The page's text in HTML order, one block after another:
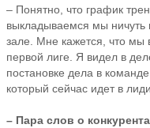
– Понятно, что график
выкладываемся мы
зале. Мне кажется, что мы
первой лиге. Я видел в
постановке дела в
который сейчас идет в
– Пара слов о